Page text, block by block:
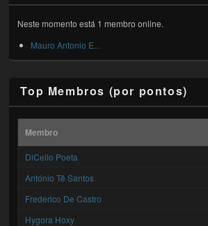
Neste momento está 1 membro online.
Mauro Antonio E...
Top Membros (por pontos)
Membro
DiCello Poeta
António Tê Santos
Frederico De Castro
Hygora Hoxy